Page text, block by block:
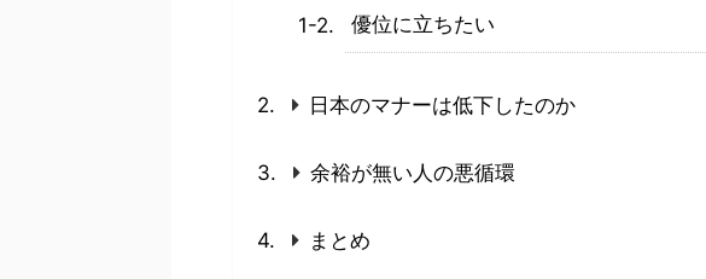
優位に立ちたい
日本のマナーは低下したのか
余裕が無い人の悪循環
まとめ